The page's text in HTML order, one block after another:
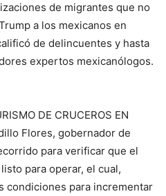
de migrantes que no
a los mexicanos en
de delincuentes y hasta
expertos mexicanólogos.
DE CRUCEROS EN
Flores, gobernador de
para verificar que el
para operar, el cual,
condiciones para incrementar